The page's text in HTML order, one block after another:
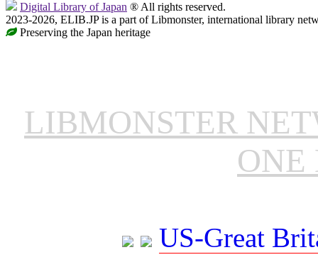
Digital Library of Japan ® All rights reserved.
2023-2026, ELIB.JP is a part of Libmonster, international library
Preserving the Japan heritage
LIBMONSTER
ONE
US-Great